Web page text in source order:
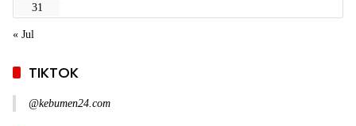
31
« Jul
TIKTOK
@kebumen24.com